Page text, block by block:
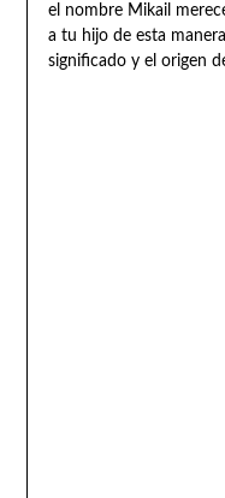
el nombre Mikail
a tu hijo de esta
significado y el origen